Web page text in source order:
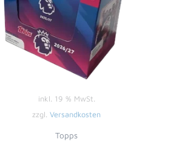
inkl. 19 % MwSt.
zzgl. Versandkosten
Topps